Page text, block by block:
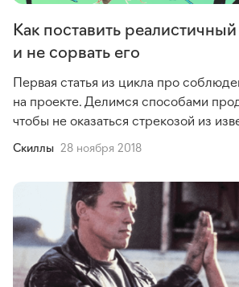
Как поставить
и не сорвать его
Первая статья из цикла про
на проекте. Делимся способами
чтобы не оказаться стрекозой из
Cкиллы 28 ноября 2018